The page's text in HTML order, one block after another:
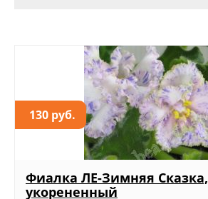
130 руб.
Фиалка ЛЕ-Зимняя Сказка,
укорененный